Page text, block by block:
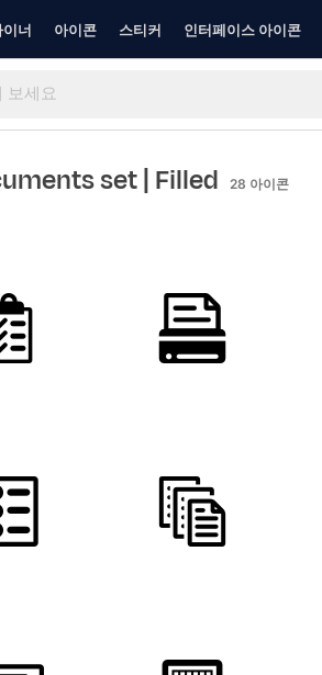
너 아이콘 스티커 인터페이스 아이콘
set| Filled 28 아이콘